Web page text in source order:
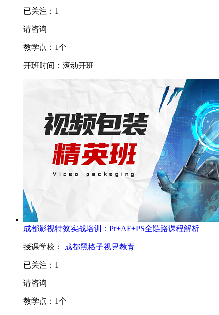
已关注： 1
请咨询
教学点： 1个
开班时间： 滚动开班
成都影视特效实战培训：Pr+AE+PS全链路课程解析
授课学校： 成都黑格子视界教育
已关注： 1
请咨询
教学点： 1个